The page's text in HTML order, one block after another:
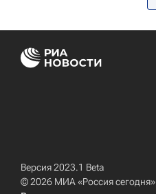
Версия 2023.1 Beta
© 2026 МИА «Россия сегодня»